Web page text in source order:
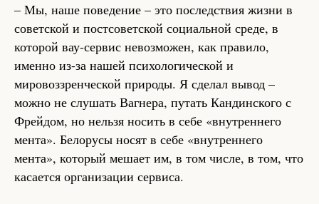
– Мы, наше поведение – это последствия жизни в
советской и постсоветской социальной среде, в
которой вау-сервис невозможен, как правило,
именно из-за нашей психологической и
мировоззренческой природы. Я сделал вывод –
можно не слушать Вагнера, путать Кандинского с
Фрейдом, но нельзя носить в себе «внутреннего
мента». Белорусы носят в себе «внутреннего
мента», который мешает им, в том числе, в том, что
касается организации сервиса.